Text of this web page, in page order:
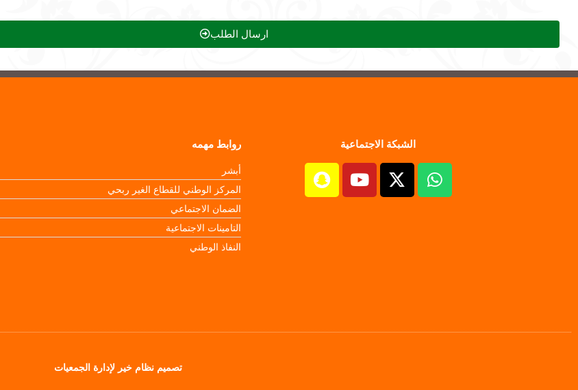
ارسال الطلب
الشبكة الاجتماعية روابط مهمه
أبشر
المركز الوطني للقطاع الغير ربحي
الضمان الاجتماعي
التامينات الاجتماعية
النفاذ الوطني
تصميم نظام خير لإدارة الجمعيات